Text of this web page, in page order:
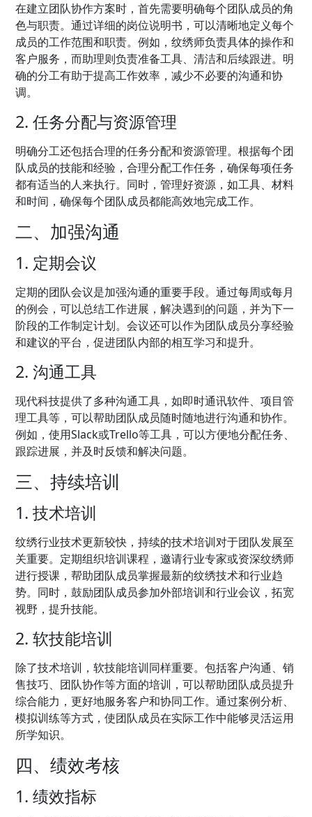
在建立团队协作方案时，首先需要明确每个团队成员的角
色与职责。通过详细的岗位说明书，可以清晰地定义每个
成员的工作范围和职责。例如，纹绣师负责具体的操作和
客户服务，而助理则负责准备工具、清洁和后续跟进。明
确的分工有助于提高工作效率，减少不必要的沟通和协
调。
2. 任务分配与资源管理
明确分工还包括合理的任务分配和资源管理。根据每个团
队成员的技能和经验，合理分配工作任务，确保每项任务
都有适当的人来执行。同时，管理好资源，如工具、材料
和时间，确保每个团队成员都能高效地完成工作。
二、加强沟通
1. 定期会议
定期的团队会议是加强沟通的重要手段。通过每周或每月
的例会，可以总结工作进展，解决遇到的问题，并为下一
阶段的工作制定计划。会议还可以作为团队成员分享经验
和建议的平台，促进团队内部的相互学习和提升。
2. 沟通工具
现代科技提供了多种沟通工具，如即时通讯软件、项目管
理工具等，可以帮助团队成员随时随地进行沟通和协作。
例如，使用Slack或Trello等工具，可以方便地分配任务、
跟踪进展，并及时反馈和解决问题。
三、持续培训
1. 技术培训
纹绣行业技术更新较快，持续的技术培训对于团队发展至
关重要。定期组织培训课程，邀请行业专家或资深纹绣师
进行授课，帮助团队成员掌握最新的纹绣技术和行业趋
势。同时，鼓励团队成员参加外部培训和行业会议，拓宽
视野，提升技能。
2. 软技能培训
除了技术培训，软技能培训同样重要。包括客户沟通、销
售技巧、团队协作等方面的培训，可以帮助团队成员提升
综合能力，更好地服务客户和协同工作。通过案例分析、
模拟训练等方式，使团队成员在实际工作中能够灵活运用
所学知识。
四、绩效考核
1. 绩效指标